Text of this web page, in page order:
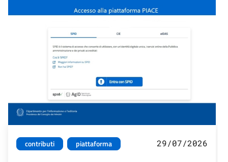
contributi piattaforma 29/07/2026